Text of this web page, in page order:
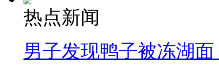
热点新闻
男子发现鸭子被冻湖